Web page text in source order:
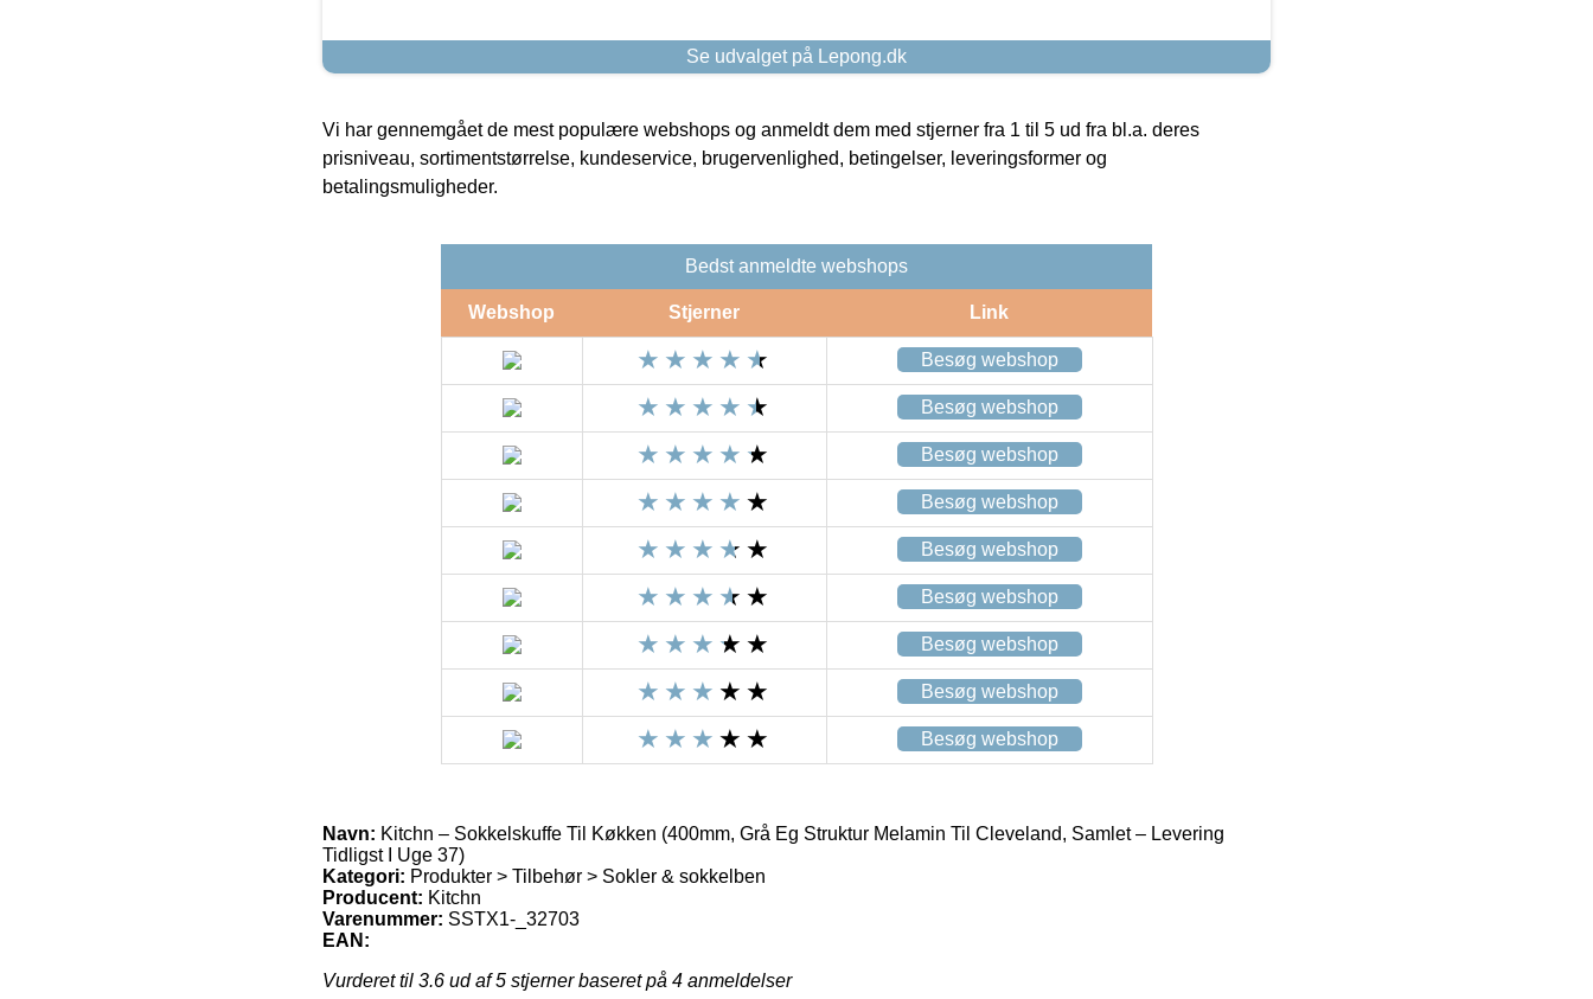
Se udvalget på Lepong.dk
Vi har gennemgået de mest populære webshops og anmeldt dem med stjerner fra 1 til 5 ud fra bl.a. deres
prisniveau, sortimentstørrelse, kundeservice, brugervenlighed, betingelser, leveringsformer og
betalingsmuligheder.
Bedst anmeldte webshops
Webshop Stjerner Link
Besøg webshop
Besøg webshop
Besøg webshop
Besøg webshop
Besøg webshop
Besøg webshop
Besøg webshop
Besøg webshop
Besøg webshop
Navn: Kitchn – Sokkelskuffe Til Køkken (400mm, Grå Eg Struktur Melamin Til Cleveland, Samlet – Levering
Tidligst I Uge 37)
Kategori: Produkter > Tilbehør > Sokler & sokkelben
Producent: Kitchn
Varenummer: SSTX1-_32703
EAN:
Vurderet til 3.6 ud af 5 stjerner baseret på 4 anmeldelser